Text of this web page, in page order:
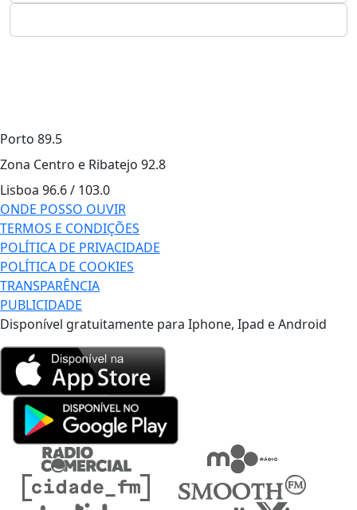
Porto 89.5
Zona Centro e Ribatejo 92.8
Lisboa 96.6 / 103.0
ONDE POSSO OUVIR
TERMOS E CONDIÇÕES
POLÍTICA DE PRIVACIDADE
POLÍTICA DE COOKIES
TRANSPARÊNCIA
PUBLICIDADE
Disponível gratuitamente para Iphone, Ipad e Android